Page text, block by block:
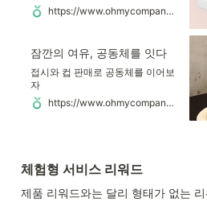
https://www.ohmycompany.com/reward/67274849
잠깐의 여유, 공동체를 잇다
접시와 컵 판매로 공동체를 이어보
자
https://www.ohmycompany.com/reward/871989040
체험형 서비스 리워드
제품 리워드와는 달리 형태가 없는